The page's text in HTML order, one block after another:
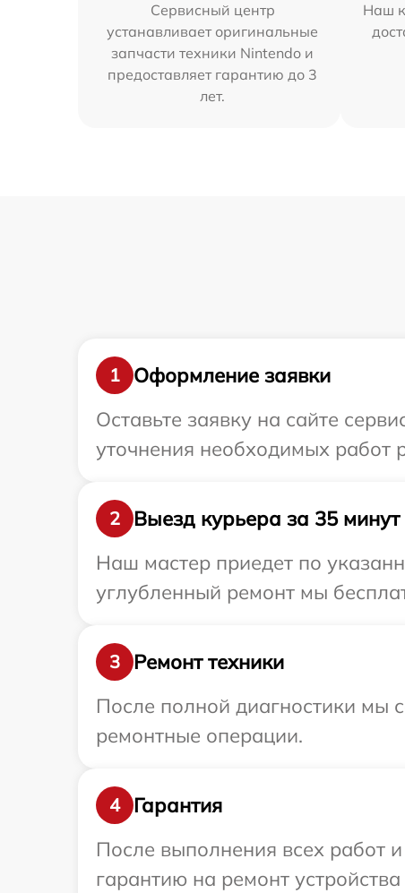
Сервисный центр
устанавливает оригинальные
запчасти техники Nintendo и
предоставляет гарантию до 3
лет.
Наш
1
Оформление заявки
Оставьте заявку на сайте
уточнения необходимых работ
2
Выезд курьера за 35 минут
Наш мастер приедет по
углубленный ремонт мы
3
Ремонт техники
После полной диагностики мы
ремонтные операции.
4
Гарантия
После выполнения всех работ
гарантию на ремонт